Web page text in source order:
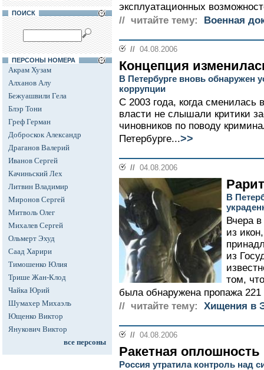
ПОИСК
ПЕРСОНЫ НОМЕРА
Акрам Хузам
Алханов Алу
Бежуашвили Гела
Блэр Тони
Греф Герман
Доброскок Александр
Драганов Валерий
Иванов Сергей
Качиньский Лех
Литвин Владимир
Миронов Сергей
Митволь Олег
Михалев Сергей
Ольмерт Эхуд
Саад Харири
Тимошенко Юлия
Трише Жан-Клод
Чайка Юрий
Шумахер Михаэль
Ющенко Виктор
Янукович Виктор
все персоны
эксплуатационных
// читайте тему:
Военная
// 04.08.2006
Концепция
В Петербурге вновь обнаружен
коррупции
С 2003 года, когда сменилась
власти не слышали критики
чиновников по поводу
Петербурге...>>
// 04.08.2006
В
Вчера
из
из
том,
была обнаружена пропажа 221
// читайте тему:
Хищения в
// 04.08.2006
Ракетная оплошность
Россия утратила контроль над